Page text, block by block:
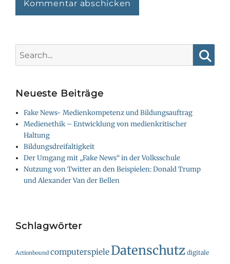
for:
Neueste Beiträge
Fake News- Medienkompetenz und Bildungsauftrag
Medienethik – Entwicklung von medienkritischer
Haltung
Bildungsdreifaltigkeit
Der Umgang mit „Fake News“ in der Volksschule
Nutzung von Twitter an den Beispielen: Donald Trump
und Alexander Van der Bellen
Schlagwörter
Actionbound computerspiele Datenschutz digitale